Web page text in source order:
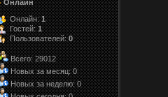
Онлайн
Онлайн:1
Гостей:1
Пользователей:0
Всего: 29012
Новых за месяц: 0
Новых за неделю: 0